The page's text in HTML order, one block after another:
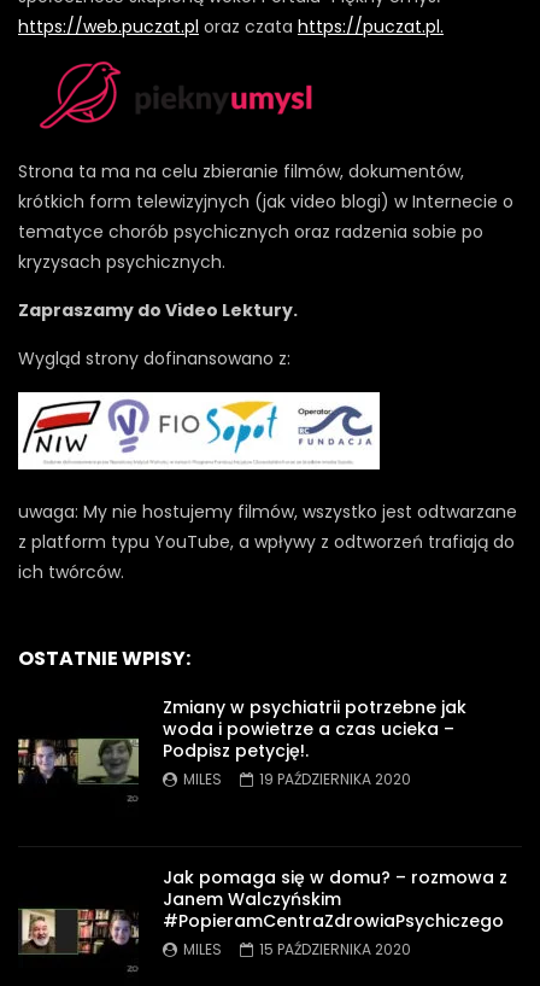
https://web.puczat.pl oraz czata https://puczat.pl.
Strona ta ma na celu zbieranie filmów, dokumentów,
krótkich form telewizyjnych (jak video blogi) w Internecie o
tematyce chorób psychicznych oraz radzenia sobie po
kryzysach psychicznych.
Zapraszamy do Video Lektury.
Wygląd strony dofinansowano z:
uwaga: My nie hostujemy filmów, wszystko jest odtwarzane
z platform typu YouTube, a wpływy z odtworzeń trafiają do
ich twórców.
OSTATNIE WPISY:
Zmiany w psychiatrii potrzebne jak
woda i powietrze a czas ucieka –
Podpisz petycję!.
MILES 19 PAŹDZIERNIKA 2020
Jak pomaga się w domu? – rozmowa z
Janem Walczyńskim
#PopieramCentraZdrowiaPsychiczego
MILES 15 PAŹDZIERNIKA 2020